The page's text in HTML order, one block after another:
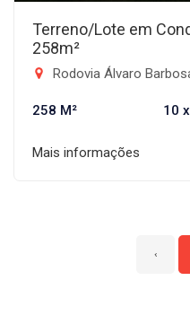
Terreno/Lote em
258m²
Rodovia Álvaro Barbosa
258 M² 10
Mais informações
‹